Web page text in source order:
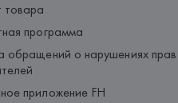
товара
программа
обращений о нарушениях прав
приложение FH